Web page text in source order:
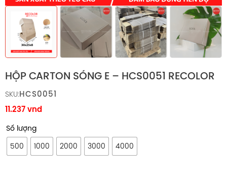
HỘP CARTON SÓNG E – HCS0051 RECOLOR
SKU:HCS0051
11.237vnd
Số lượng
500
1000 2000 3000 4000